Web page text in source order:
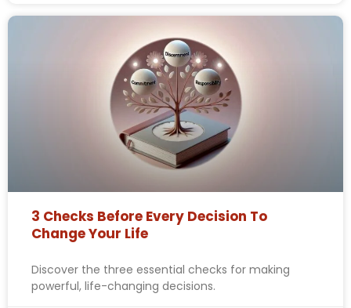
3 Checks Before Every Decision To
Change Your Life
Discover the three essential checks for making
powerful, life-changing decisions.